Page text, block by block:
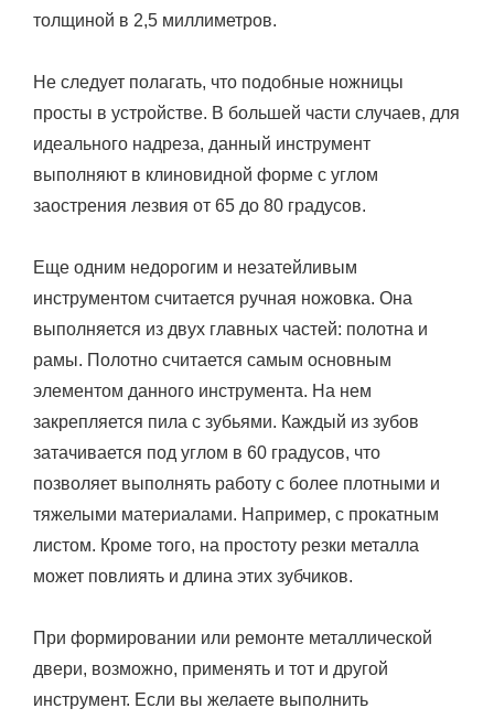
толщиной в 2,5 миллиметров.
Не следует полагать, что подобные ножницы
просты в устройстве. В большей части случаев, для
идеального надреза, данный инструмент
выполняют в клиновидной форме с углом
заострения лезвия от 65 до 80 градусов.
Еще одним недорогим и незатейливым
инструментом считается ручная ножовка. Она
выполняется из двух главных частей: полотна и
рамы. Полотно считается самым основным
элементом данного инструмента. На нем
закрепляется пила с зубьями. Каждый из зубов
затачивается под углом в 60 градусов, что
позволяет выполнять работу с более плотными и
тяжелыми материалами. Например, с прокатным
листом. Кроме того, на простоту резки металла
может повлиять и длина этих зубчиков.
При формировании или ремонте металлической
двери, возможно, применять и тот и другой
инструмент. Если вы желаете выполнить